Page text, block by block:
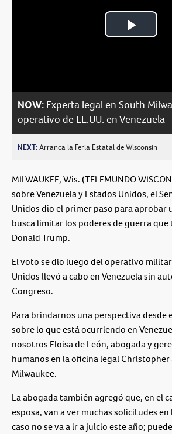
Play
NOW: Experta legal en South
operativo de EE.UU. en Venezuela
NEXT:Arranca la Feria Estatal de Wisconsin
MILWAUKEE, Wis. (TELEMUNDO
sobre Venezuela y Estados Unidos, el
Unidos dio el primer paso para aprobar
busca limitar los poderes de guerra
Donald Trump.
El voto se dio luego del operativo
Unidos llevó a cabo en Venezuela sin
Congreso.
Para brindarnos una perspectiva desde
sobre lo que está ocurriendo en
nosotros Eloisa de León, abogada y
humanos en la oficina legal Christopher
Milwaukee.
La abogada también agregó que, en el
esposa, van a ver muchas solicitudes
caso no se va a ir a juicio este año;